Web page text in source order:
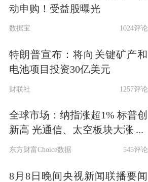
动申购！受益股曝光
数据宝 1024评论
特朗普宣布：将向关键矿产和
电池项目投资30亿美元
财联社 1257评论
全球市场：纳指涨超1% 标普创
新高 光通信、太空板块大涨 ...
东方财富Choice数据 545评论
8月8日晚间央视新闻联播要闻